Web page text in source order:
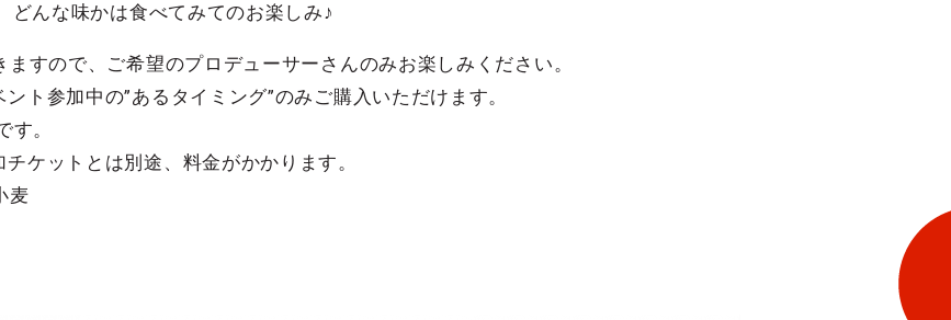
んな味かは食べてみてのお楽しみ♪
すので、ご希望のプロデューサーさんのみお楽しみください。
ト参加中の”あるタイミング”のみご購入いただけます。
。
ケットとは別途、料金がかかります。
麦